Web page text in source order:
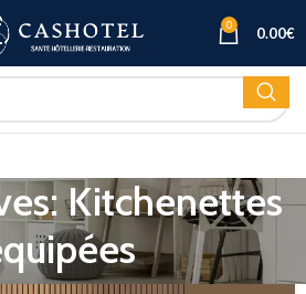
0 0.00€
Kitchenettes